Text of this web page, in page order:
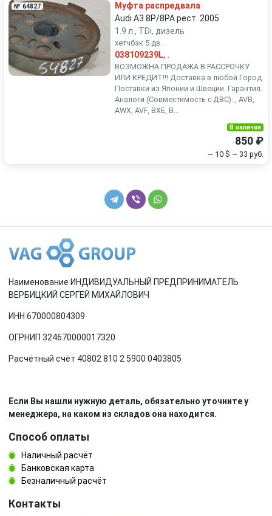
№ 64827
Муфта распредвала
Audi A3 8P/8PA рест. 2005
1.9 л., TDi, дизель
хетчбэк 5 дв.
038109239L, .
ВОЗМОЖНА ПРОДАЖА В РАССРОЧКУ
ИЛИ КРЕДИТ!!! Доставка в любой Город.
Поставки из Японии и Швеции. Гарантия.
Аналоги (Совместимость с ДВС): , AVB,
AWX, AVF, BXE, B...
В наличии
850 ₽
~ 10 $ ~ 33 руб.
Наименование ИНДИВИДУАЛЬНЫЙ ПРЕДПРИНИМАТЕЛЬ
ВЕРБИЦКИЙ СЕРГЕЙ МИХАЙЛОВИЧ
ИНН 670000804309
ОГРНИП 324670000017320
Расчётный счёт 40802 810 2 5900 0403805
Если Вы нашли нужную деталь, обязательно уточните у
менеджера, на каком из складов она находится.
Способ оплаты
Наличный расчёт
Банковская карта
Безналичный расчёт
Контакты